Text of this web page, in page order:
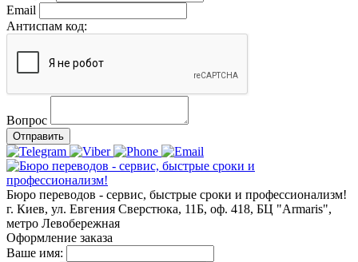
Email
Антиспам код:
Вопрос
Отправить
Бюро переводов - сервис, быстрые сроки и профессионализм!
г. Киев, ул. Евгения Сверстюка, 11Б, оф. 418, БЦ "Armaris",
метро Левобережная
Оформление заказа
Ваше имя: